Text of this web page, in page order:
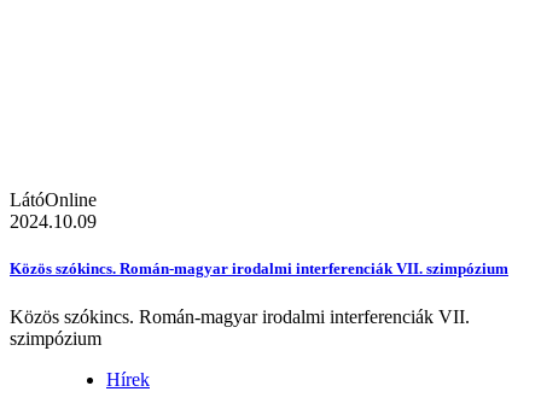
LátóOnline
2024.10.09
Közös szókincs. Román-magyar irodalmi interferenciák VII. szimpózium
Közös szókincs. Román-magyar irodalmi interferenciák VII.
szimpózium
Hírek